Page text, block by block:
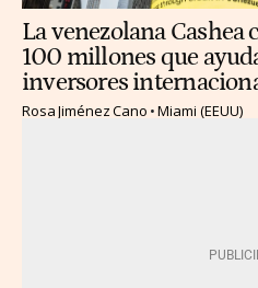
La venezolana Cashea
100 millones que
inversores
Rosa Jiménez Cano Miami (EEUU)